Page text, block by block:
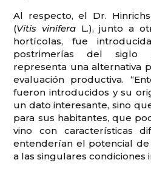
Al respecto, el Dr.
(Vitis vinifera L.), junto a
hortícolas, fue
postrimerías del siglo
representa una alternativa
evaluación productiva.
fueron introducidos y su
un dato interesante, sino
para sus habitantes, que
vino con características
entenderían el potencial de
a las singulares condiciones